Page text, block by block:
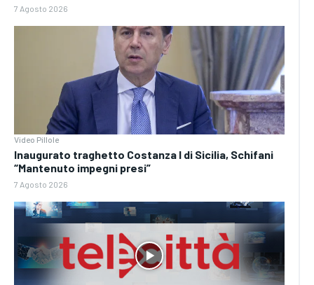
7 Agosto 2026
Video Pillole
Inaugurato traghetto Costanza I di Sicilia, Schifani
“Mantenuto impegni presi”
7 Agosto 2026